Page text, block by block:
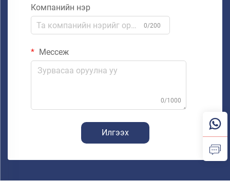
Компанийн нэр
0/200
Мессеж
0/1000
Илгээх